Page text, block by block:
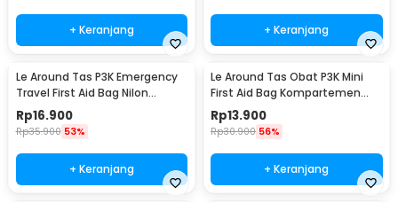
+ Keranjang + Keranjang
Le Around Tas P3K Emergency
Travel First Aid Bag Nilon
23.7x13x7.5cm - LG129
Rp16.900
Rp35.900 53%
+ Keranjang
Le Around Tas Obat P3K Mini
First Aid Bag Kompartemen
Travel - A3079
Rp13.900
Rp30.900 56%
+ Keranjang